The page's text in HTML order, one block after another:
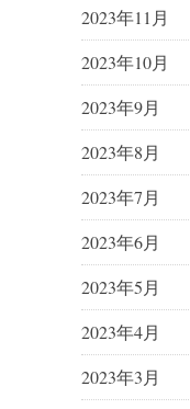
2023年11月
2023年10月
2023年9月
2023年8月
2023年7月
2023年6月
2023年5月
2023年4月
2023年3月